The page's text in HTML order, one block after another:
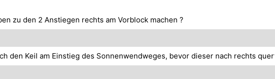
zu den 2 Anstiegen rechts am Vorblock machen ?
den Keil am Einstieg des Sonnenwendweges, bevor dieser nach rechts